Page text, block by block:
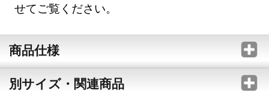
せてご覧ください。
商品仕様
別サイズ・関連商品